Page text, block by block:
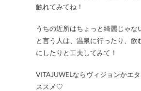
触れてみてね！
うちの近所はちょっと綺麗じゃな
と言う人は、温泉に行ったり、飲
にしたりと工夫してみて！
VITAJUWELならヴィジョンかエ
ススメ♡